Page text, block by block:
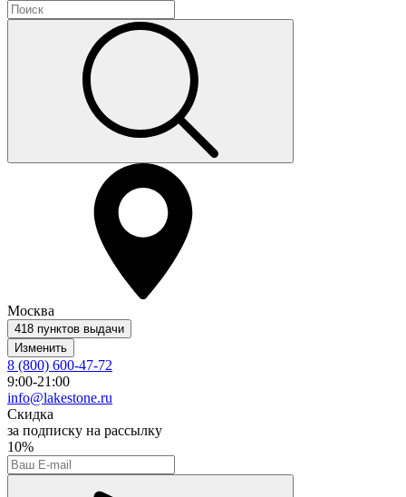
Москва
418 пунктов выдачи
Изменить
8 (800) 600-47-72
9:00-21:00
info@lakestone.ru
Скидка
за подписку на рассылку
10%